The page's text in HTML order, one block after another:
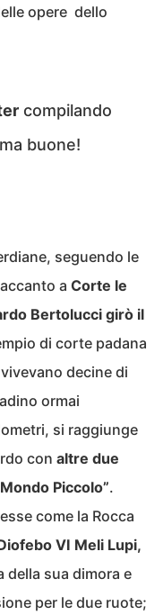
opere dello
compilando
buone!
seguendo le
a Corte le
Bertolucci girò il
di corte padana
decine di
ormai
si raggiunge
con altre due
Piccolo”.
come la Rocca
VI Meli Lupi,
della sua dimora e
per le due ruote;